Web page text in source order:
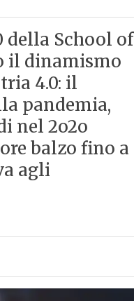
della School of
il dinamismo
4.0: il
pandemia,
nel 2o2o
balzo fino a
agli